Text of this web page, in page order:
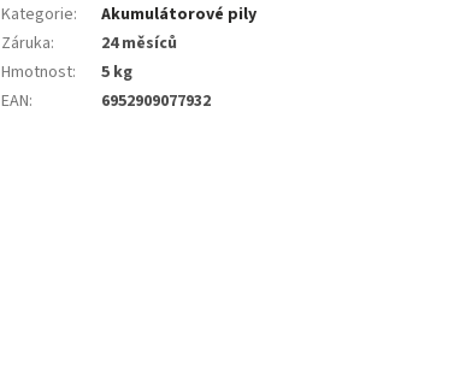
Kategorie:
Akumulátorové pily
Záruka:
24 měsíců
Hmotnost:
5 kg
EAN: 6952909077932